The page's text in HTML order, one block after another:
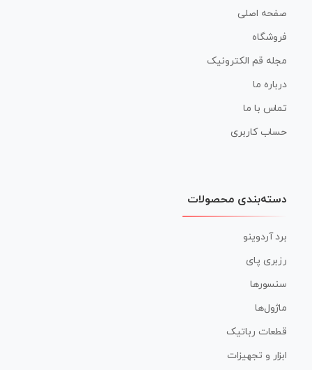
صفحه اصلی
فروشگاه
مجله قم الکترونیک
درباره ما
تماس با ما
حساب کاربری
دسته‌بندی محصولات
برد آردوینو
رزبری پای
سنسورها
ماژول‌ها
قطعات رباتیک
ابزار و تجهیزات